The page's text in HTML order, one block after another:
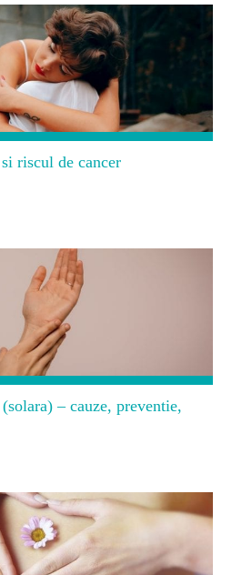
riscul de cancer
– cauze, preventie,